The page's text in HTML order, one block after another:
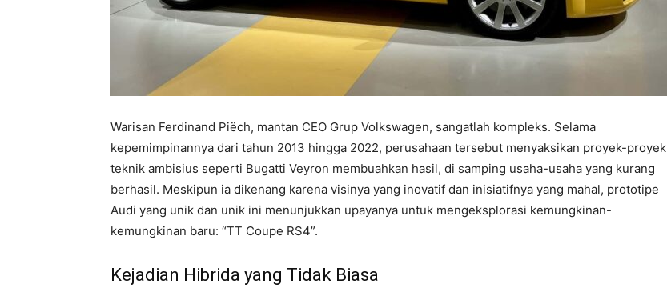
Warisan Ferdinand Piëch, mantan CEO Grup Volkswagen, sangatlah kompleks. Selama
kepemimpinannya dari tahun 2013 hingga 2022, perusahaan tersebut menyaksikan proyek-proyek
teknik ambisius seperti Bugatti Veyron membuahkan hasil, di samping usaha-usaha yang kurang
berhasil. Meskipun ia dikenang karena visinya yang inovatif dan inisiatifnya yang mahal, prototipe
Audi yang unik dan unik ini menunjukkan upayanya untuk mengeksplorasi kemungkinan-
kemungkinan baru: “TT Coupe RS4”.
Kejadian Hibrida yang Tidak Biasa